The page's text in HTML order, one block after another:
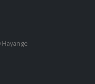
Hayange